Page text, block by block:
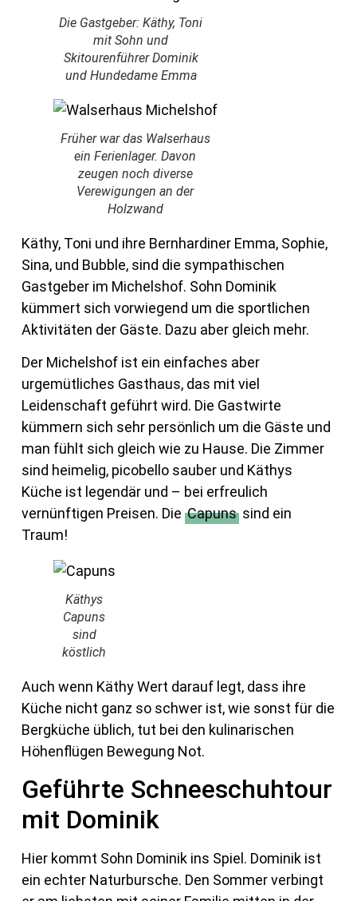
Die Gastgeber: Käthy, Toni
mit Sohn und
Skitourenführer Dominik
und Hundedame Emma
Früher war das Walserhaus
ein Ferienlager. Davon
zeugen noch diverse
Verewigungen an der
Holzwand
Käthy, Toni und ihre Bernhardiner Emma, Sophie,
Sina, und Bubble, sind die sympathischen
Gastgeber im Michelshof. Sohn Dominik
kümmert sich vorwiegend um die sportlichen
Aktivitäten der Gäste. Dazu aber gleich mehr.
Der Michelshof ist ein einfaches aber
urgemütliches Gasthaus, das mit viel
Leidenschaft geführt wird. Die Gastwirte
kümmern sich sehr persönlich um die Gäste und
man fühlt sich gleich wie zu Hause. Die Zimmer
sind heimelig, picobello sauber und Käthys
Küche ist legendär und – bei erfreulich
vernünftigen Preisen. Die Capunssind ein
Traum!
Käthys
Capuns
sind
köstlich
Auch wenn Käthy Wert darauf legt, dass ihre
Küche nicht ganz so schwer ist, wie sonst für die
Bergküche üblich, tut bei den kulinarischen
Höhenflügen Bewegung Not.
Geführte Schneeschuhtour
mit Dominik
Hier kommt Sohn Dominik ins Spiel. Dominik ist
ein echter Naturbursche. Den Sommer verbingt